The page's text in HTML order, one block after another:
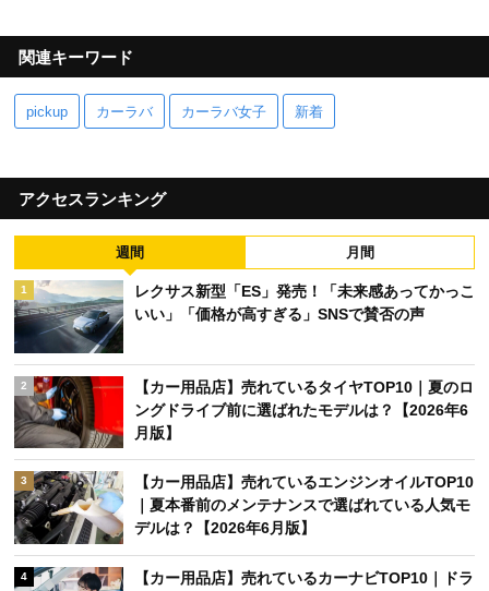
関連キーワード
pickup カーラバ カーラバ女子 新着
アクセスランキング
週間 月間
1
レクサス新型「ES」発売！「未来感あってかっこ
いい」「価格が高すぎる」SNSで賛否の声
2
【カー用品店】売れているタイヤTOP10｜夏のロ
ングドライブ前に選ばれたモデルは？【2026年6
月版】
3
【カー用品店】売れているエンジンオイルTOP10
｜夏本番前のメンテナンスで選ばれている人気モ
デルは？【2026年6月版】
4
【カー用品店】売れているカーナビTOP10｜ドラ